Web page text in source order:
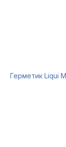
Герметик Liqui